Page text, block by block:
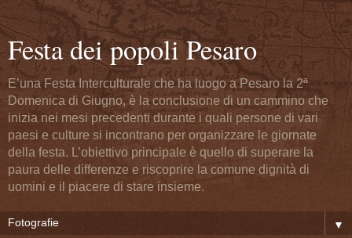
Festa dei popoli Pesaro
E’una Festa Interculturale che ha luogo a Pesaro la 2ª
Domenica di Giugno, è la conclusione di un cammino che
inizia nei mesi precedenti durante i quali persone di vari
paesi e culture si incontrano per organizzare le giornate
della festa. L’obiettivo principale è quello di superare la
paura delle differenze e riscoprire la comune dignità di
uomini e il piacere di stare insieme.
▼